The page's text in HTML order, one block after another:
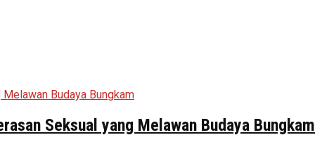
Seksual yang Melawan Budaya Bungkam